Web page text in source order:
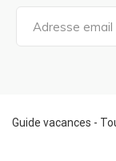
a
f
o
Guide vacances -